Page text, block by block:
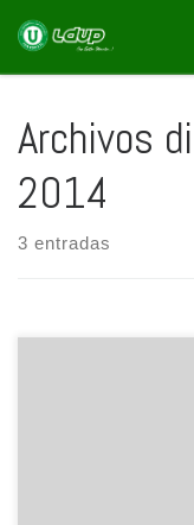
Saltar al contenido
Archivos
2014
3 entradas